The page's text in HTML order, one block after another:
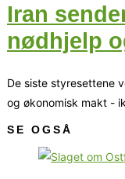
Iran
nødhjelp
De siste styresettene
og økonomisk makt -
SE OGSÅ